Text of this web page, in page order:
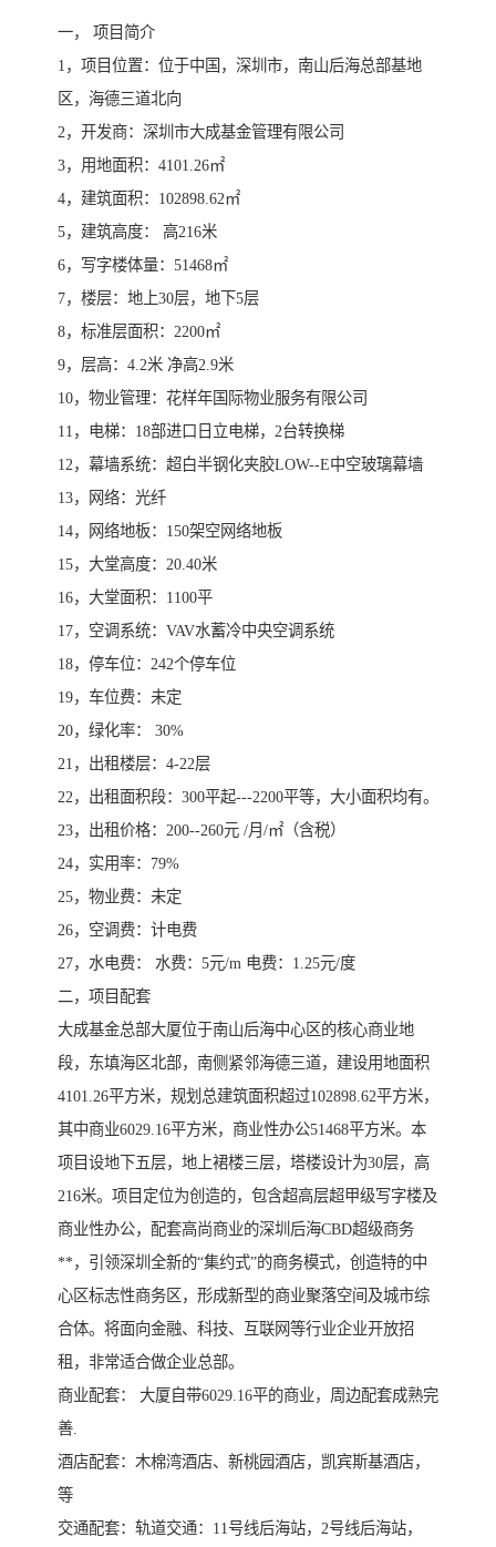
一， 项目简介
1，项目位置：位于中国，深圳市，南山后海总部基地
区，海德三道北向
2，开发商：深圳市大成基金管理有限公司
3，用地面积：4101.26㎡
4，建筑面积：102898.62㎡
5，建筑高度： 高216米
6，写字楼体量：51468㎡
7，楼层：地上30层，地下5层
8，标准层面积：2200㎡
9，层高：4.2米 净高2.9米
10，物业管理：花样年国际物业服务有限公司
11，电梯：18部进口日立电梯，2台转换梯
12，幕墙系统：超白半钢化夹胶LOW--E中空玻璃幕墙
13，网络：光纤
14，网络地板：150架空网络地板
15，大堂高度：20.40米
16，大堂面积：1100平
17，空调系统：VAV水蓄冷中央空调系统
18，停车位：242个停车位
19，车位费：未定
20，绿化率： 30%
21，出租楼层：4-22层
22，出租面积段：300平起---2200平等，大小面积均有。
23，出租价格：200--260元 /月/㎡（含税）
24，实用率：79%
25，物业费：未定
26，空调费：计电费
27，水电费： 水费：5元/m 电费：1.25元/度
二，项目配套
大成基金总部大厦位于南山后海中心区的核心商业地
段，东填海区北部，南侧紧邻海德三道，建设用地面积
4101.26平方米，规划总建筑面积超过102898.62平方米，
其中商业6029.16平方米，商业性办公51468平方米。本
项目设地下五层，地上裙楼三层，塔楼设计为30层，高
216米。项目定位为创造的，包含超高层超甲级写字楼及
商业性办公，配套高尚商业的深圳后海CBD超级商务
**，引领深圳全新的“集约式”的商务模式，创造特的中
心区标志性商务区，形成新型的商业聚落空间及城市综
合体。将面向金融、科技、互联网等行业企业开放招
租，非常适合做企业总部。
商业配套： 大厦自带6029.16平的商业，周边配套成熟完
善.
酒店配套：木棉湾酒店、新桃园酒店，凯宾斯基酒店，
等
交通配套：轨道交通：11号线后海站，2号线后海站，